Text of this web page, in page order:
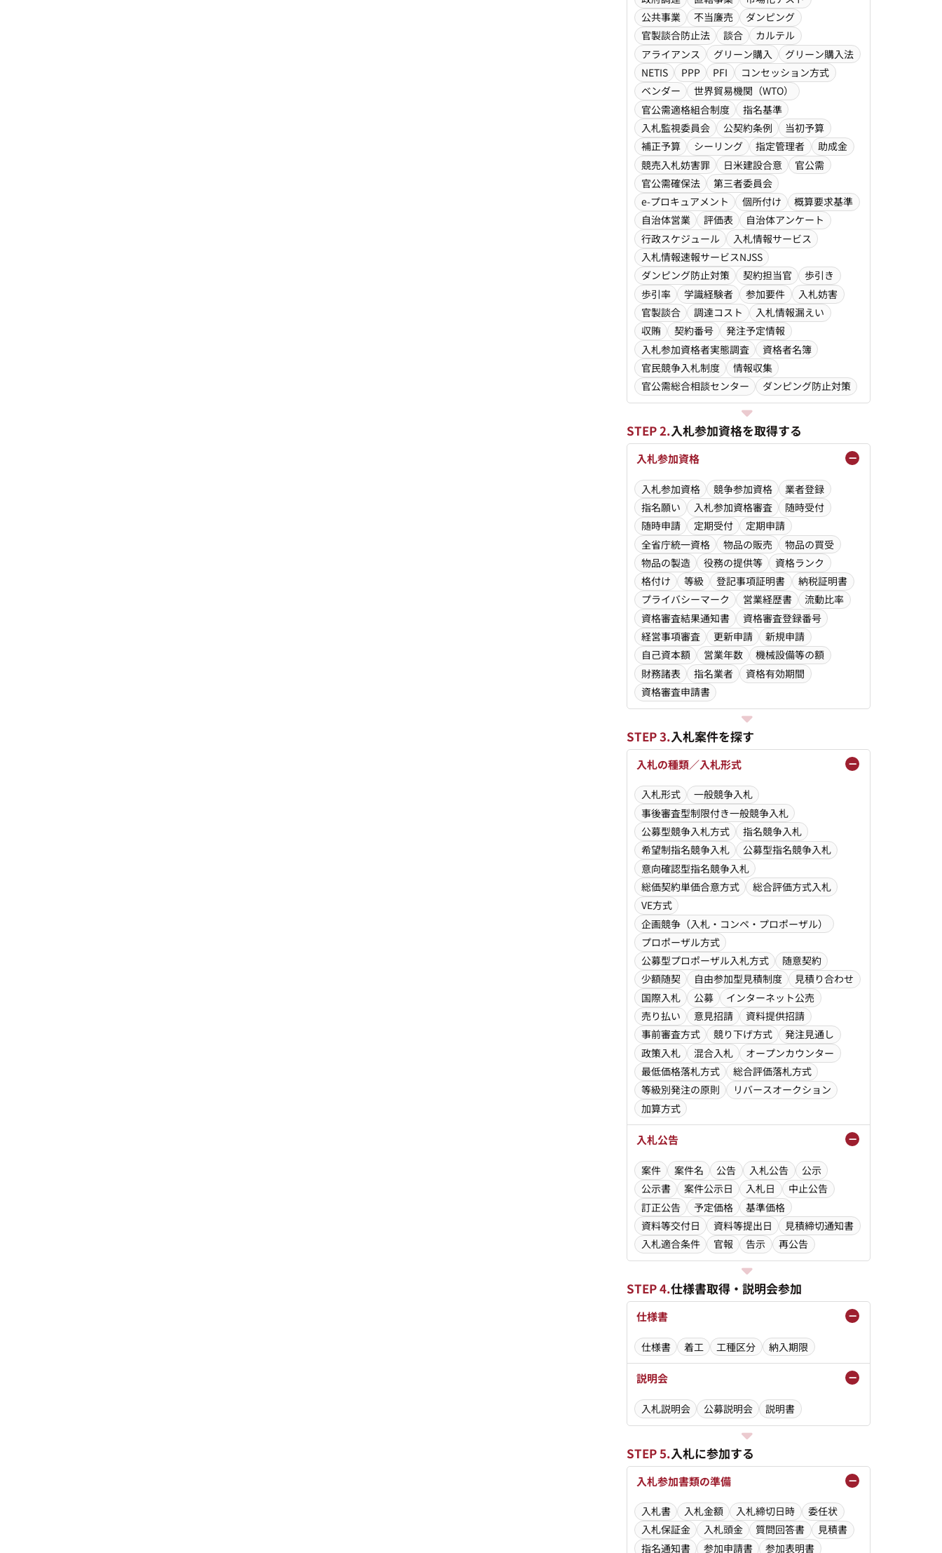
公共事業
不当廉売
ダンピング
官製談合防止法
談合
カルテル
アライアンス
グリーン購入
グリーン購入法
NETIS
PPP PFI
コンセッション方式
ベンダー
世界貿易機関（WTO）
官公需適格組合制度
指名基準
入札監視委員会
公契約条例
当初予算
補正予算
シーリング 指定管理者
助成金
競売入札妨害罪
日米建設合意
官公需
官公需確保法
第三者委員会
e-プロキュアメント
個所付け
概算要求基準
自治体営業
評価表
自治体アンケート
行政スケジュール
入札情報サービス
入札情報速報サービスNJSS
ダンピング防止対策
契約担当官
歩引き
歩引率
学識経験者 参加要件
入札妨害
官製談合
調達コスト
入札情報漏えい
収賄
契約番号
発注予定情報
入札参加資格者実態調査
資格者名簿
官民競争入札制度
情報収集
官公需総合相談センター
ダンピング防止対策
STEP 2.入札参加資格を取得する
入札参加資格
入札参加資格 競争参加資格
業者登録
指名願い
入札参加資格審査
随時受付
随時申請
定期受付
定期申請
全省庁統一資格
物品の販売
物品の買受
物品の製造
役務の提供等
資格ランク
格付け
等級 登記事項証明書
納税証明書
プライバシーマーク
営業経歴書
流動比率
資格審査結果通知書
資格審査登録番号
経営事項審査
更新申請
新規申請
自己資本額
営業年数
機械設備等の額
財務諸表
指名業者
資格有効期間
資格審査申請書
STEP 3.入札案件を探す
入札の種類／入札形式
入札形式
一般競争入札
事後審査型制限付き一般競争入札
公募型競争入札方式
指名競争入札
希望制指名競争入札
公募型指名競争入札
意向確認型指名競争入札
総価契約単価合意方式
総合評価方式入札
VE方式
企画競争（入札・コンペ・プロポーザル）
プロポーザル方式
公募型プロポーザル入札方式
随意契約
少額随契
自由参加型見積制度
見積り合わせ
国際入札
公募
インターネット公売
売り払い
意見招請
資料提供招請
事前審査方式
競り下げ方式
発注見通し
政策入札
混合入札
オープンカウンター
最低価格落札方式
総合評価落札方式
等級別発注の原則
リバースオークション
加算方式
入札公告
案件 案件名 公告 入札公告
公示
公示書
案件公示日 入札日
中止公告
訂正公告
予定価格
基準価格
資料等交付日
資料等提出日
見積締切通知書
入札適合条件
官報 告示 再公告
STEP 4.仕様書取得・説明会参加
仕様書
仕様書 着工 工種区分 納入期限
説明会
入札説明会 公募説明会 説明書
STEP 5.入札に参加する
入札参加書類の準備
入札書 入札金額 入札締切日時
委任状
入札保証金
入札頭金 質問回答書
見積書
指名通知書
参加申請書 参加表明書